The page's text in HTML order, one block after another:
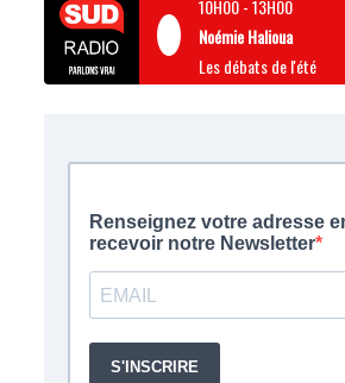
10H00-13H00
Noémie Halioua
Les débats de l'été